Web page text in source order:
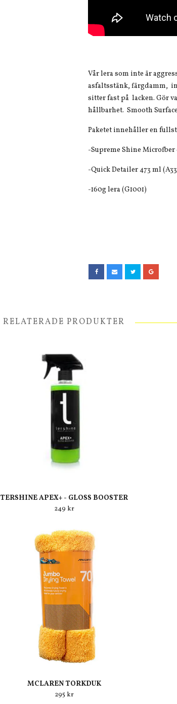
Vår lera som inte är
asfaltsstänk, färgdamm,
sitter fast på lacken. Gör
hållbarhet. Smooth
Paketet innehåller en
-Supreme Shine Microfber
-Quick Detailer 473 ml
-160g lera (G1001)
RELATERADE PRODUKTER
TERSHINE APEX+ - GLOSS BOOSTER
249 kr
MCLAREN TORKDUK
295 kr